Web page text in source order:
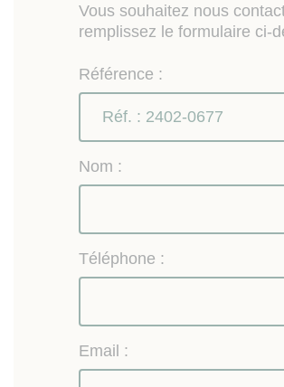
Vous souhaitez nous
remplissez le formulaire ci-
Référence :
Nom :
Téléphone :
Email :